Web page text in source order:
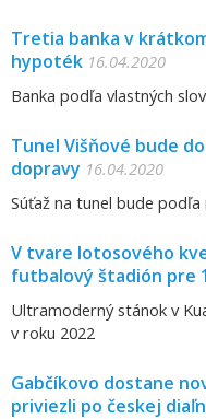
Tretia banka v
hypoték 16.04.2020
Banka podľa vlastných
Tunel Višňové bude
dopravy 16.04.2020
Súťaž na tunel bude
V tvare lotosového
futbalový štadión pre
Ultramoderný stánok v
v roku 2022
Gabčíkovo dostane
priviezli po českej